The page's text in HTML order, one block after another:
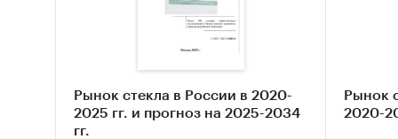
ГЛАСС
В
по
- low-
Рынок стекла в России в 2020-
2025 гг. и прогноз на 2025-2034
гг.
Рынок
2020-